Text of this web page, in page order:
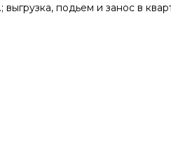
подьем и занос в